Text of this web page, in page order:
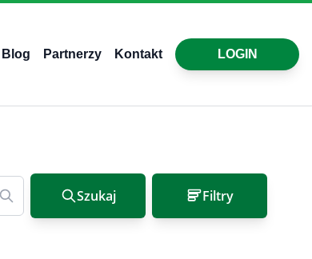
Blog Partnerzy Kontakt LOGIN
Szukaj Filtry